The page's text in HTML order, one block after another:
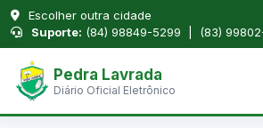
Escolher outra cidade
Suporte: (84) 98849-5299 | (83)
Pedra Lavrada
Diário Oficial Eletrônico